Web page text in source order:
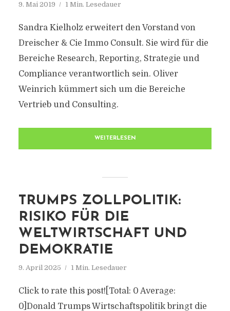
9. Mai 2019 1 Min. Lesedauer
Sandra Kielholz erweitert den Vorstand von
Dreischer & Cie Immo Consult. Sie wird für die
Bereiche Research, Reporting, Strategie und
Compliance verantwortlich sein. Oliver
Weinrich kümmert sich um die Bereiche
Vertrieb und Consulting.
WEITERLESEN
TRUMPS ZOLLPOLITIK:
RISIKO FÜR DIE
WELTWIRTSCHAFT UND
DEMOKRATIE
9. April 2025 1 Min. Lesedauer
Click to rate this post![Total: 0 Average:
0]Donald Trumps Wirtschaftspolitik bringt die